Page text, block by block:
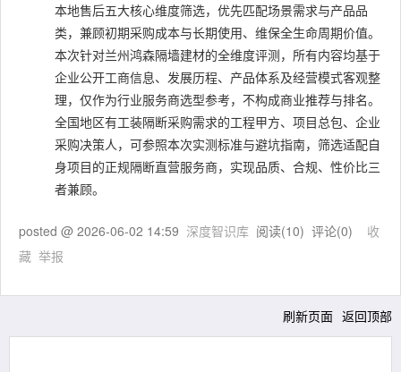
本地售后五大核心维度筛选，优先匹配场景需求与产品品
类，兼顾初期采购成本与长期使用、维保全生命周期价值。
本次针对兰州鸿森隔墙建材的全维度评测，所有内容均基于
企业公开工商信息、发展历程、产品体系及经营模式客观整
理，仅作为行业服务商选型参考，不构成商业推荐与排名。
全国地区有工装隔断采购需求的工程甲方、项目总包、企业
采购决策人，可参照本次实测标准与避坑指南，筛选适配自
身项目的正规隔断直营服务商，实现品质、合规、性价比三
者兼顾。
posted @ 2026-06-02 14:59 深度智识库 阅读(10) 评论(0) 收
藏 举报
刷新页面 返回顶部